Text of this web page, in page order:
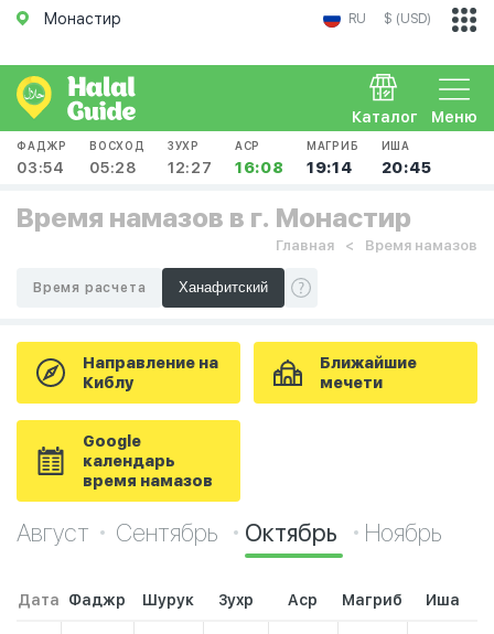
Монастир RU $ (USD)
Меню
Каталог
ФАДЖР
03:54
ВОСХОД
05:28
ЗУХР
12:27
АСР
16:08
МАГРИБ
19:14
ИША
20:45
Время намазов в г. Монастир
Главная Время намазов
Время расчета
Направление на
Киблу
Ближайшие
мечети
Google
календарь
время намазов
Август Сентябрь Октябрь Ноябрь
Дата Фаджр Шурук Зухр Аср Магриб Иша